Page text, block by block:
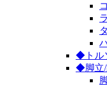
◆トル
◆脚立/